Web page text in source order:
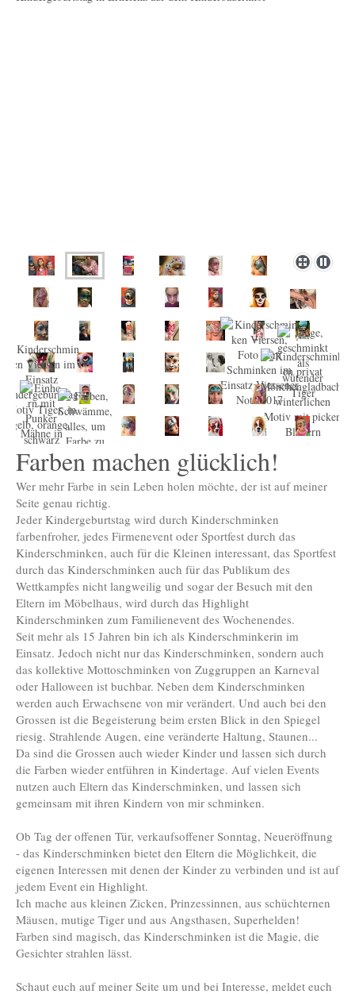
Farben machen glücklich!
Wer mehr Farbe in sein Leben holen möchte, der ist auf meiner
Seite genau richtig.
Jeder Kindergeburtstag wird durch Kinderschminken
farbenfroher, jedes Firmenevent oder Sportfest durch das
Kinderschminken, auch für die Kleinen interessant, das Sportfest
durch das Kinderschminken auch für das Publikum des
Wettkampfes nicht langweilig und sogar der Besuch mit den
Eltern im Möbelhaus, wird durch das Highlight
Kinderschminken zum Familienevent des Wochenendes.
Seit mehr als 15 Jahren bin ich als Kinderschminkerin im
Einsatz. Jedoch nicht nur das Kinderschminken, sondern auch
das kollektive Mottoschminken von Zuggruppen an Karneval
oder Halloween ist buchbar. Neben dem Kinderschminken
werden auch Erwachsene von mir verändert. Und auch bei den
Grossen ist die Begeisterung beim ersten Blick in den Spiegel
riesig. Strahlende Augen, eine veränderte Haltung, Staunen...
Da sind die Grossen auch wieder Kinder und lassen sich durch
die Farben wieder entführen in Kindertage. Auf vielen Events
nutzen auch Eltern das Kinderschminken, und lassen sich
gemeinsam mit ihren Kindern von mir schminken.
Ob Tag der offenen Tür, verkaufsoffener Sonntag, Neueröffnung
- das Kinderschminken bietet den Eltern die Möglichkeit, die
eigenen Interessen mit denen der Kinder zu verbinden und ist auf
jedem Event ein Highlight.
Ich mache aus kleinen Zicken, Prinzessinnen, aus schüchternen
Mäusen, mutige Tiger und aus Angsthasen, Superhelden!
Farben sind magisch, das Kinderschminken ist die Magie, die
Gesichter strahlen lässt.
Schaut euch auf meiner Seite um und bei Interesse, meldet euch